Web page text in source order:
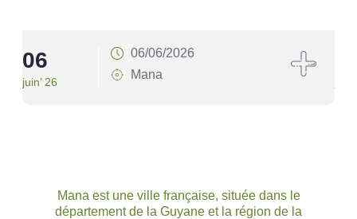
06
juin’ 26
06/06/2026
Mana
Mana est une ville française, située dans le
département de la Guyane et la région de la